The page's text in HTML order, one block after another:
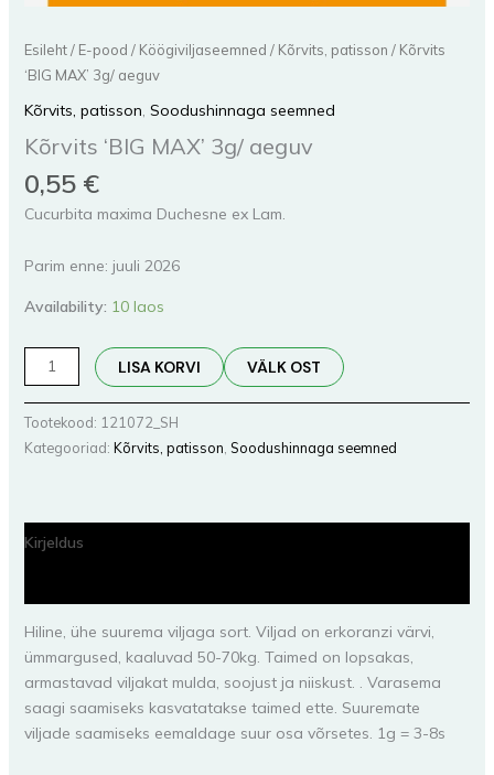
Esileht/ E-pood / Köögiviljaseemned / Kõrvits, patisson / Kõrvits
‘BIG MAX’ 3g/ aeguv
Kõrvits, patisson, Soodushinnaga seemned
Kõrvits ‘BIG MAX’ 3g/ aeguv
0,55 €
Cucurbita maxima Duchesne ex Lam.
Parim enne: juuli 2026
Availability: 10 laos
LISA KORVI VÄLK OST
Tootekood: 121072_SH
Kategooriad: Kõrvits, patisson Soodushinnaga seemned
Kirjeldus
Hiline, ühe suurema viljaga sort. Viljad on erkoranzi värvi,
ümmargused, kaaluvad 50-70kg. Taimed on lopsakas,
armastavad viljakat mulda, soojust ja niiskust. . Varasema
saagi saamiseks kasvatatakse taimed ette. Suuremate
viljade saamiseks eemaldage suur osa võrsetes. 1g = 3-8s